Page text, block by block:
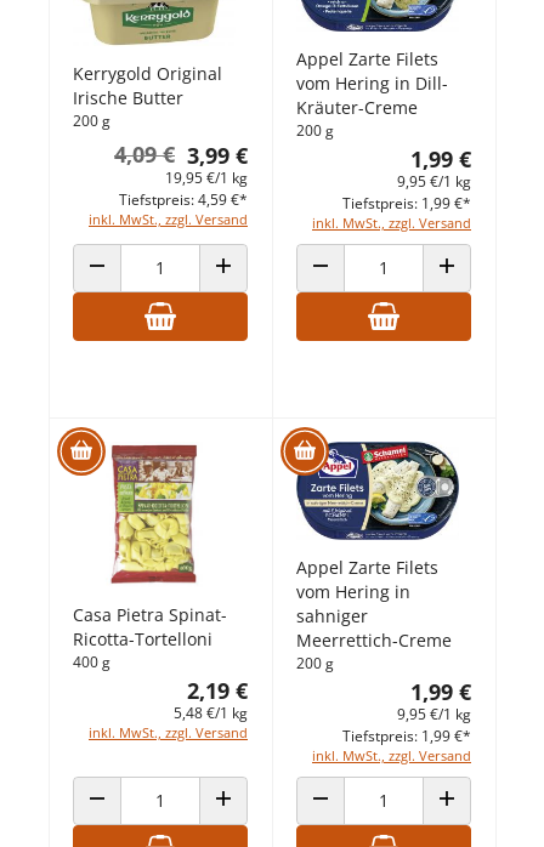
Kerrygold Original
Irische Butter
200 g
3,99 €
4,09 €
19,95 €/1 kg
inkl. MwSt., zzgl. Versand
Tiefstpreis: 4,59 €*
ANZAHL VERRINGERNANZAHL ERHÖHEN
Appel Zarte Filets
vom Hering in Dill-
Kräuter-Creme
200 g
1,99 €
9,95 €/1 kg
inkl. MwSt., zzgl. Versand
Tiefstpreis: 1,99 €*
ANZAHL VERRINGERNANZAHL
Casa Pietra Spinat-
Ricotta-Tortelloni
400 g
2,19 €
5,48 €/1 kg
inkl. MwSt., zzgl. Versand
ANZAHL VERRINGERNANZAHL ERHÖHEN
Appel Zarte Filets
vom Hering in
sahniger
Meerrettich-Creme
200 g
1,99 €
9,95 €/1 kg
inkl. MwSt., zzgl. Versand
Tiefstpreis: 1,99 €*
ANZAHL VERRINGERNANZAHL